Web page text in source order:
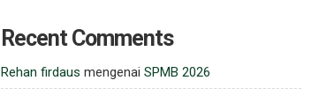
Recent Comments
Rehan firdaus mengenai SPMB 2026